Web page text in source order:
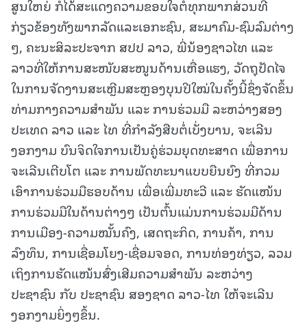
ສູນໃຫຍ່ ກໍໄດ້ສະແດງຄວາມຂອບໃຈຕໍ່ທຸກພາກສ່ວນທີ່
ກ່ຽວຂ້ອງທັງພາກລັດແລະເອກະຊົນ, ສະມາຄົມ-ຊົມລົມຕ່າງ
ໆ, ຄະນະສິລະປະຈາກ ສປປ ລາວ, ພີ່ນ້ອງຊາວໄທ ແລະ
ລາວທີ່ໃຫ້ການສະໜັບສະໜູນດ້ານເຫື່ອແຮງ, ວັດຖຸປັດໄຈ
ໃນການຈັດງານສະເຫຼີມສະຫຼອງບຸນປີໃໝ່ໃນຄັ້ງນີ້ຊຶ່ງຈັດຂຶ້ນ
ທ່າມກາງຄວາມສໍາພັນ ແລະ ການຮ່ວມມື ລະຫວ່າງສອງ
ປະເທດ ລາວ ແລະ ໄທ ທີ່ກໍາລັງສືບຕໍ່ເບັ່ງບານ, ຈະເລີນ
ງອກງາມ ບົນຈິດໃຈການເປັນຄູ່ຮ່ວມຍຸດທະສາດ ເພື່ອການ
ຈະເລີນເຕີບໂຕ ແລະ ການພັດທະນາແບບຍືນຍົງ ທີ່ກວມ
ເອົາການຮ່ວມມືຮອບດ້ານ ເພື່ອເພີ່ມທະວີ ແລະ ຮັດແໜ້ນ
ການຮ່ວມມືໃນດ້ານຕ່າງໆ ເປັນຕົ້ນແມ່ນການຮ່ວມມືດ້ານ
ການເມືອງ-ຄວາມໝັ້ນຄົງ, ເສດຖະກິດ, ການຄ້າ, ການ
ລົງທຶນ, ການເຊື່ອມໂຍງ-ເຊື່ອມຈອດ, ການທ່ອງທ່ຽວ, ລວມ
ເຖິງການຮັດແໜ້ນສົ່ງເສີມຄວາມສໍາພັນ ລະຫວ່າງ
ປະຊາຊົນ ກັບ ປະຊາຊົນ ສອງຊາດ ລາວ-ໄທ ໃຫ້ຈະເລີນ
ງອກງາມຍິ່ງໆຂຶ້ນ.